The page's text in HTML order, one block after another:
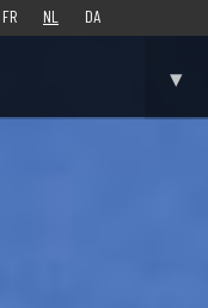
FR NL DA
▾